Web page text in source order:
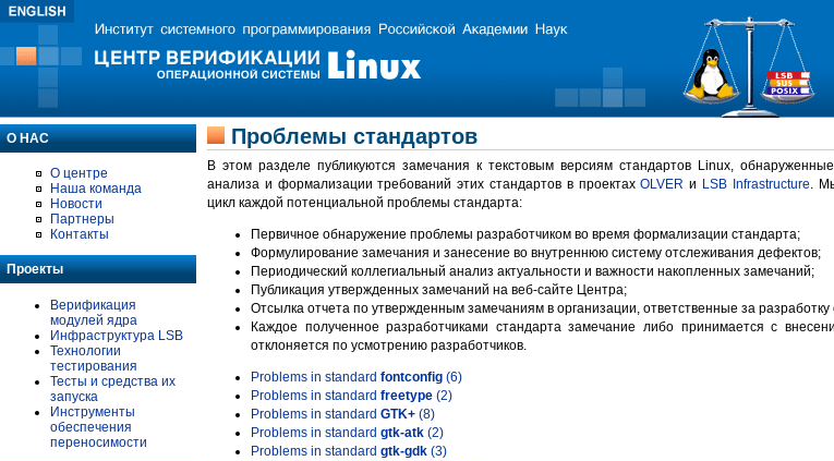
О НАС
О центре
Наша команда
Новости
Партнеры
Контакты
Проекты
Верификация
модулей ядра
Инфраструктура LSB
Технологии
тестирования
Тесты и средства их
запуска
Инструменты
обеспечения
переносимости
Проблемы стандартов
В этом разделе публикуются замечания к текстовым версиям стандартов Linux,
анализа и формализации требований этих стандартов в проектахOLVER и LSB Infrastructure.
цикл каждой потенциальной проблемы стандарта:
Первичное обнаружение проблемы разработчиком во время формализации стандарта;
Формулирование замечания и занесение во внутреннюю систему отслеживания дефектов;
Периодический коллегиальный анализ актуальности и важности накопленных замечаний;
Публикация утвержденных замечаний на веб-сайте Центра;
Отсылка отчета по утвержденным замечаниям в организации, ответственные за
Каждое полученное разработчиками стандарта замечание либо принимается с
отклоняется по усмотрению разработчиков.
Problems in standard fontconfig (6)
Problems in standard freetype (2)
Problems in standard GTK+ (8)
Problems in standard gtk-atk (2)
Problems in standard gtk-gdk (3)